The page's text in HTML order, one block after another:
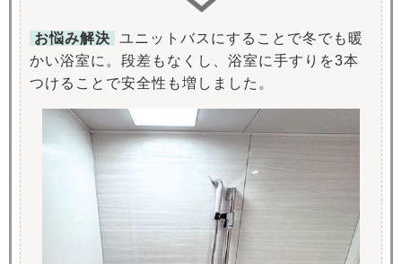
お悩み解決
ユニットバスにすることで冬でも暖
かい浴室に。段差もなくし、浴室に手すりを3本
つけることで安全性も増しました。